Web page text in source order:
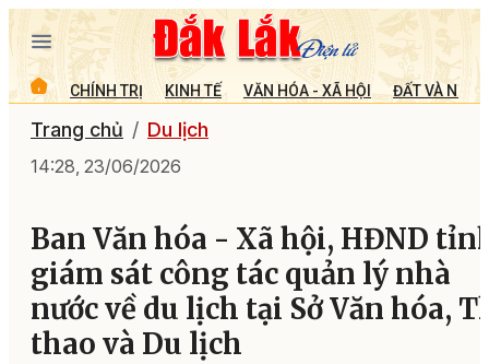
CHÍNH TRỊ KINH TẾ VĂN HÓA - XÃ HỘI ĐẤT VÀ
Trang chủ Du lịch
14:28, 23/06/2026
Ban Văn hóa - Xã hội, HĐND
giám sát công tác quản lý nhà
nước về du lịch tại Sở Văn hóa,
thao và Du lịch